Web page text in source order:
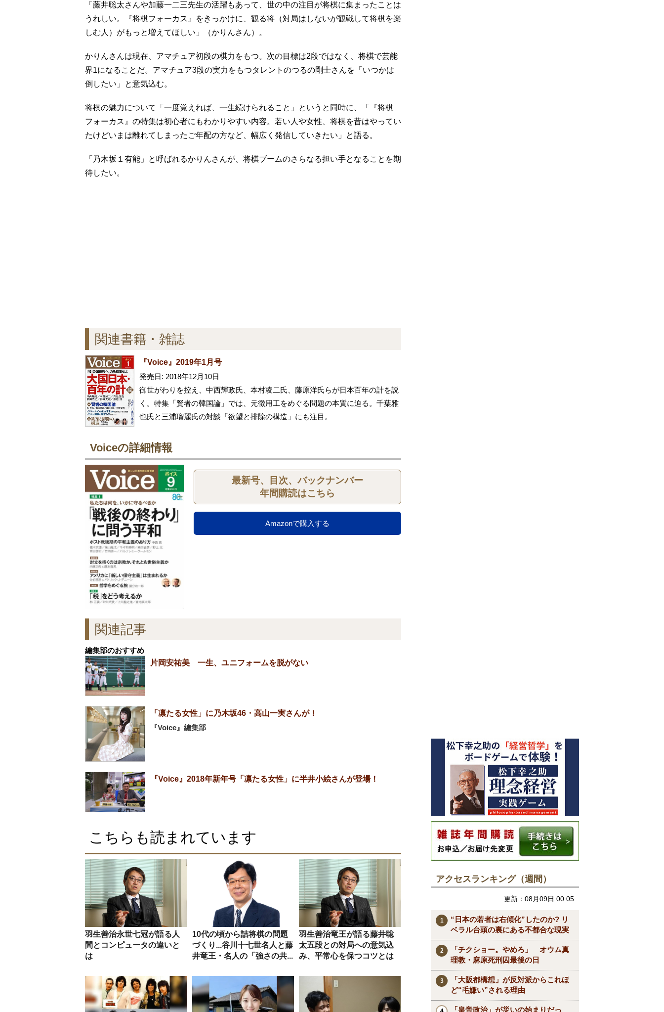
「藤井聡太さんや加藤一二三先生の活躍もあって、世の中の注目が将棋に集まったことは
うれしい。『将棋フォーカス』をきっかけに、観る将（対局はしないが観戦して将棋を楽
しむ人）がもっと増えてほしい」（かりんさん）。
かりんさんは現在、アマチュア初段の棋力をもつ。次の目標は2段ではなく、将棋で芸能
界1になることだ。アマチュア3段の実力をもつタレントのつるの剛士さんを「いつかは
倒したい」と意気込む。
将棋の魅力について「一度覚えれば、一生続けられること」というと同時に、「『将棋
フォーカス』の特集は初心者にもわかりやすい内容。若い人や女性、将棋を昔はやってい
たけどいまは離れてしまったご年配の方など、幅広く発信していきたい」と語る。
「乃木坂１有能」と呼ばれるかりんさんが、将棋ブームのさらなる担い手となることを期
待したい。
関連書籍・雑誌
『Voice』2019年1月号
発売日: 2018年12月10日
御世がわりを控え、中西輝政氏、本村凌二氏、藤原洋氏らが日本百年の計を説
く。特集「賢者の韓国論」では、元徴用工をめぐる問題の本質に迫る。千葉雅
也氏と三浦瑠麗氏の対談「欲望と排除の構造」にも注目。
Voiceの詳細情報
最新号、目次、バックナンバー
年間購読はこちら
Amazonで購入する
関連記事
編集部のおすすめ
片岡安祐美 一生、ユニフォームを脱がない
「凛たる女性」に乃木坂46・高山一実さんが！
『Voice』編集部
『Voice』2018年新年号「凛たる女性」に半井小絵さんが登場！
こちらも読まれています
羽生善治永世七冠が語る人
間とコンピュータの違いと
は
10代の頃から詰将棋の問題
づくり...谷川十七世名人と藤
井竜王・名人の「強さの共...
羽生善治竜王が語る藤井聡
太五段との対局への意気込
み、平常心を保つコツとは
アクセスランキング（週間）
更新：08月09日 00:05
“日本の若者は右傾化”したのか? リ
ベラル台頭の裏にある不都合な現実
「チクショー。やめろ」 オウム真
理教・麻原死刑囚最後の日
「大阪都構想」が反対派からこれほ
ど“毛嫌い”される理由
「皇帝政治」が災いの始まりだっ